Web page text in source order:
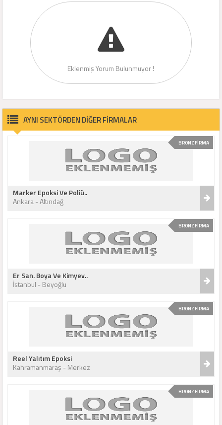
Eklenmiş Yorum Bulunmuyor !
AYNI SEKTÖRDEN DİĞER FİRMALAR
BRONZ FİRMA
Marker Epoksi Ve Poliü..
Ankara - Altındağ
BRONZ FİRMA
Er San. Boya Ve Kimyev..
İstanbul - Beyoğlu
BRONZ FİRMA
Reel Yalıtım Epoksi
Kahramanmaraş - Merkez
BRONZ FİRMA